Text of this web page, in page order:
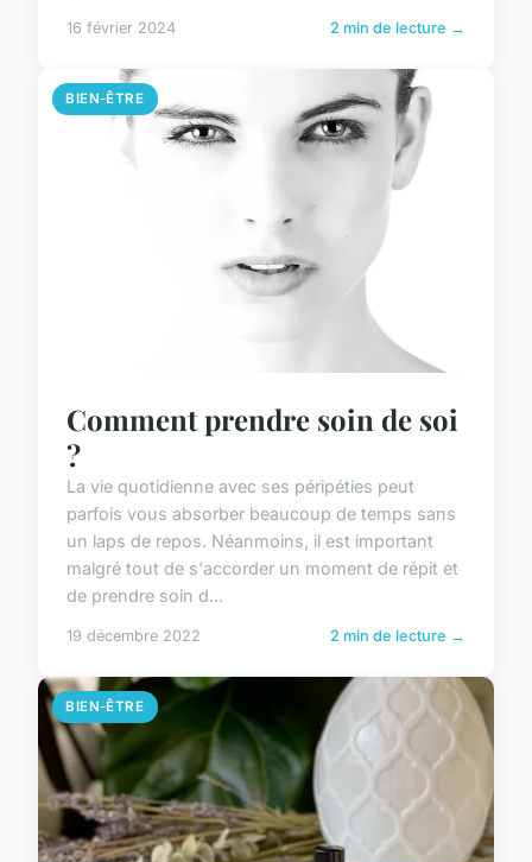
16 février 2024 2 min de lecture →
BIEN-ÊTRE
Comment prendre soin de soi
?
La vie quotidienne avec ses péripéties peut
parfois vous absorber beaucoup de temps sans
un laps de repos. Néanmoins, il est important
malgré tout de s'accorder un moment de répit et
de prendre soin d...
19 décembre 2022 2 min de lecture →
BIEN-ÊTRE